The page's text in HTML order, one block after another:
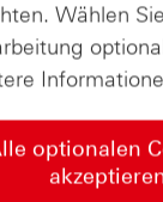
Wählen
optionalen